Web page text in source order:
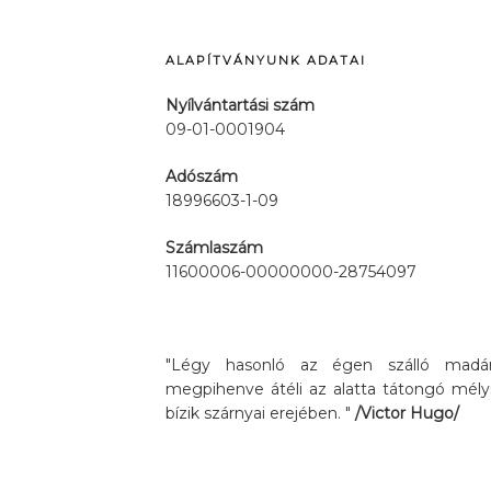
ALAPÍTVÁNYUNK ADATAI
Nyílvántartási szám
09-01-0001904
Adószám
18996603-1-09
Számlaszám
11600006-00000000-28754097
"Légy hasonló az égen szálló
megpihenve átéli az alatta tátongó
bízik szárnyai erejében. " /Victor Hugo/